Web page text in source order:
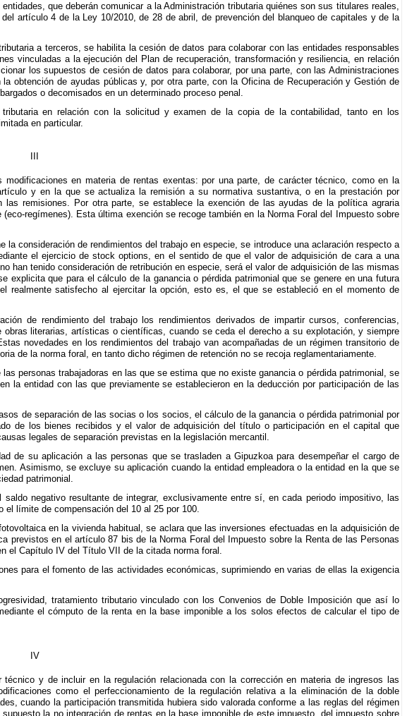
que deberán comunicar a la Administración tributaria quiénes son sus titulares reales,
artículo 4 de la Ley 10/2010, de 28 de abril, de prevención del blanqueo de capitales y de la
a terceros, se habilita la cesión de datos para colaborar con las entidades responsables
vinculadas a la ejecución del Plan de recuperación, transformación y resiliencia, en relación
los supuestos de cesión de datos para colaborar, por una parte, con las Administraciones
obtención de ayudas públicas y, por otra parte, con la Oficina de Recuperación y Gestión de
o decomisados en un determinado proceso penal.
en relación con la solicitud y examen de la copia de la contabilidad, tanto en los
en particular.
en materia de rentas exentas: por una parte, de carácter técnico, como en la
y en la que se actualiza la remisión a su normativa sustantiva, o en la prestación por
remisiones. Por otra parte, se establece la exención de las ayudas de la política agraria
regímenes). Esta última exención se recoge también en la Norma Foral del Impuesto sobre
consideración de rendimientos del trabajo en especie, se introduce una aclaración respecto a
el ejercicio de stock options, en el sentido de que el valor de adquisición de cara a una
han tenido consideración de retribución en especie, será el valor de adquisición de las mismas
que para el cálculo de la ganancia o pérdida patrimonial que se genere en una futura
realmente satisfecho al ejercitar la opción, esto es, el que se estableció en el momento de
de rendimiento del trabajo los rendimientos derivados de impartir cursos, conferencias,
literarias, artísticas o científicas, cuando se ceda el derecho a su explotación, y siempre
novedades en los rendimientos del trabajo van acompañadas de un régimen transitorio de
de la norma foral, en tanto dicho régimen de retención no se recoja reglamentariamente.
personas trabajadoras en las que se estima que no existe ganancia o pérdida patrimonial, se
la entidad con las que previamente se establecieron en la deducción por participación de las
de separación de las socias o los socios, el cálculo de la ganancia o pérdida patrimonial por
de los bienes recibidos y el valor de adquisición del título o participación en el capital que
legales de separación previstas en la legislación mercantil.
de su aplicación a las personas que se trasladen a Gipuzkoa para desempeñar el cargo de
Asimismo, se excluye su aplicación cuando la entidad empleadora o la entidad en la que se
patrimonial.
negativo resultante de integrar, exclusivamente entre sí, en cada periodo impositivo, las
el límite de compensación del 10 al 25 por 100.
en la vivienda habitual, se aclara que las inversiones efectuadas en la adquisición de
previstos en el artículo 87 bis de la Norma Foral del Impuesto sobre la Renta de las Personas
el Capítulo IV del Título VII de la citada norma foral.
para el fomento de las actividades económicas, suprimiendo en varias de ellas la exigencia
tratamiento tributario vinculado con los Convenios de Doble Imposición que así lo
el cómputo de la renta en la base imponible a los solos efectos de calcular el tipo de
IV
y de incluir en la regulación relacionada con la corrección en materia de ingresos las
como el perfeccionamiento de la regulación relativa a la eliminación de la doble
cuando la participación transmitida hubiera sido valorada conforme a las reglas del régimen
la no integración de rentas en la base imponible de este impuesto, del impuesto sobre